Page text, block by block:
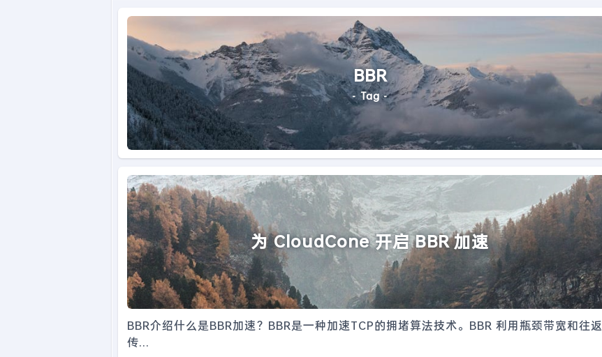
BBR
- Tag -
为 CloudCone 开启 BBR 加速
BBR介绍什么是BBR加速？BBR是一种加速TCP的拥堵算法技术。BBR 利用瓶颈带宽和往返
传...